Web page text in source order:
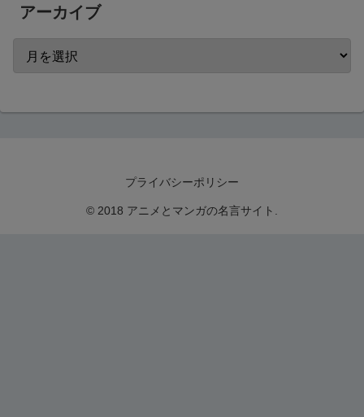
アーカイブ
プライバシーポリシー
© 2018 アニメとマンガの名言サイト.